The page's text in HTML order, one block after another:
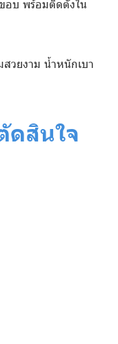
อบ พร้อมติดตั้งใน
วยงาม น้ำหนักเบา
ดสินใจ